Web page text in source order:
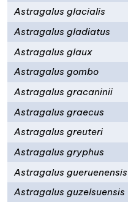
Astragalus glacialis
Astragalus gladiatus
Astragalus glaux
Astragalus gombo
Astragalus gracaninii
Astragalus graecus
Astragalus greuteri
Astragalus gryphus
Astragalus gueruenensis
Astragalus guzelsuensis